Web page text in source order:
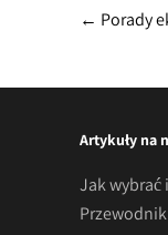
Post
← Porady
Artykuły na
Jak wybrać